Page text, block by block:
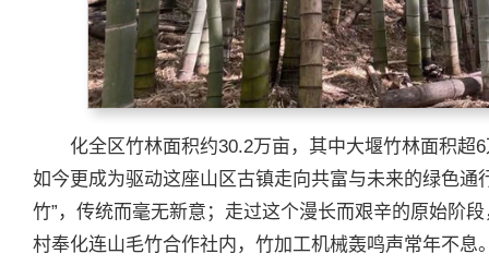
化全区竹林面积约30.2万亩，其中大堰竹林面积超
如今更成为驱动这座山区古镇走向共富与未来的绿色通
竹”，传统而毫无新意；走过这个漫长而艰辛的原始阶
村奉化连山毛竹合作社内，竹加工机械轰鸣声常年不